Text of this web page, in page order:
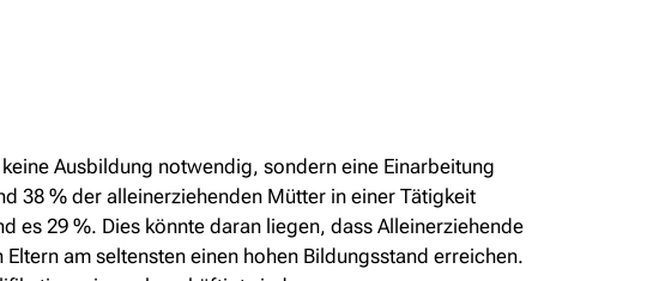
Ausbildung notwendig, sondern eine Einarbeitung
38 % der alleinerziehenden Mütter in einer Tätigkeit
es 29 %. Dies könnte daran liegen, dass Alleinerziehende
am seltensten einen hohen Bildungsstand erreichen.